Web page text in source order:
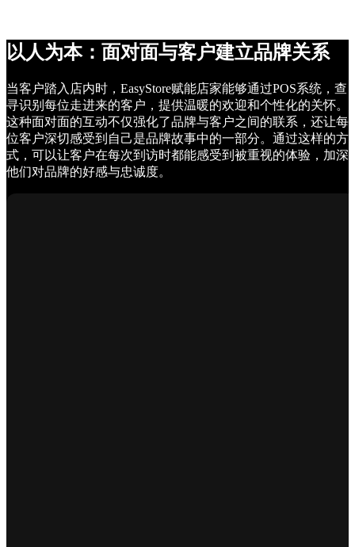
以人为本：面对面与客户建立品牌关系
当客户踏入店内时，EasyStore赋能店家能够通过POS系统，查
寻识别每位走进来的客户，提供温暖的欢迎和个性化的关怀。
这种面对面的互动不仅强化了品牌与客户之间的联系，还让每
位客户深切感受到自己是品牌故事中的一部分。通过这样的方
式，可以让客户在每次到访时都能感受到被重视的体验，加深
他们对品牌的好感与忠诚度。